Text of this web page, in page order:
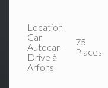
Location
Car
Autocar-
Drive à
Arfons
75
Places